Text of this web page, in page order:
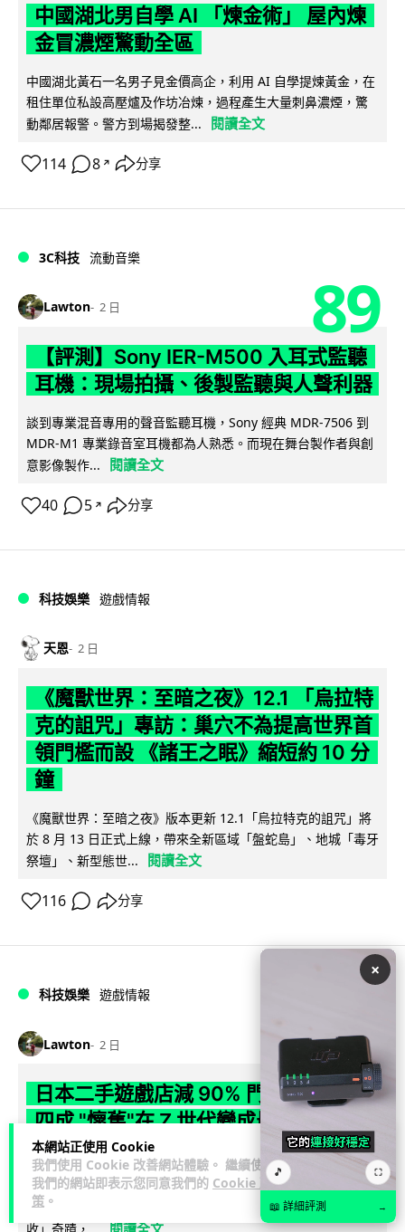
本網站正使用 Cookie
我們使用 Cookie 改善網站體驗。 繼續使用
我們的網站即表示您同意我們的 Cookie 政
策 。
中國湖北男自學 AI 「煉金術」 屋內煉
金冒濃煙驚動全區
中國湖北黃石一名男子見金價高企，利用 AI 自學提煉黃金，在
租住單位私設高壓爐及作坊冶煉，過程產生大量刺鼻濃煙，驚
動鄰居報警。警方到場揭發整...
閱讀全文
114 8 ↗ 分享
3C科技 流動音樂
Lawton 2 日 89
【評測】Sony IER-M500 入耳式監聽
耳機：現場拍攝、後製監聽與人聲利器
談到專業混音專用的聲音監聽耳機，Sony 經典 MDR-7506 到
MDR-M1 專業錄音室耳機都為人熟悉。而現在舞台製作者與創
意影像製作...
閱讀全文
40 5 ↗ 分享
科技娛樂 遊戲情報
天恩 2 日
《魔獸世界：至暗之夜》12.1 「烏拉特
克的詛咒」專訪：巢穴不為提高世界首
領門檻而設 《諸王之眠》縮短約 10 分
鐘
《魔獸世界：至暗之夜》版本更新 12.1「烏拉特克的詛咒」將
於 8 月 13 日正式上線，帶來全新區域「盤蛇島」、地城「毒牙
祭壇」、新型態世...
閱讀全文
116 分享
科技娛樂 遊戲情報
Lawton 2 日
日本二手遊戲店減 90% 門市 業績反增
四成 "懷舊"在 Z 世代變成最潮「新鮮
感」
日本零售巨頭 GEO 將懷舊遊戲銷售門市從 1,000 間大幅減至
99 間，但銷售額卻不降反升至過往的 1.4 倍。做到「減店增
×
🎵 ⛶
📖 詳細評測 →